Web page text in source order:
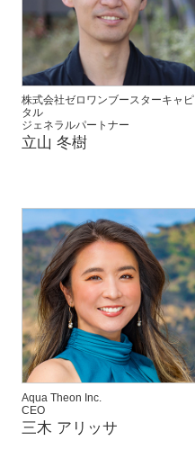
株式会社ゼロワンブースターキャピ
タル
ジェネラルパートナー
立山 冬樹
Aqua Theon Inc.
CEO
三木 アリッサ